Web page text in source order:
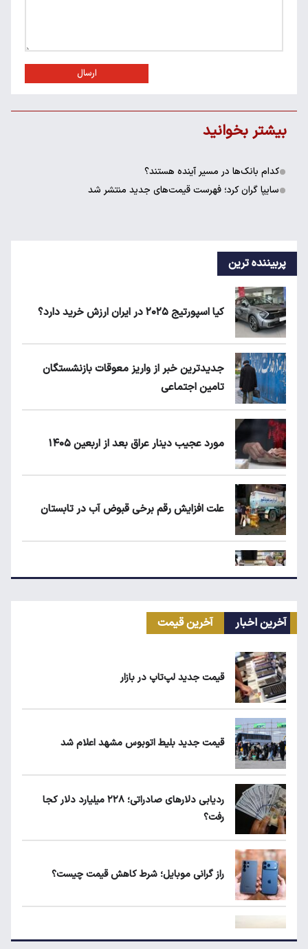
ارسال
بیشتر بخوانید
کدام بانک‌ها در مسیر آینده هستند؟
سایپا گران کرد؛ فهرست قیمت‌های جدید منتشر شد
پربیننده ترین
کیا اسپورتیج ۲۰۲۵ در ایران ارزش خرید دارد؟
جدیدترین خبر از واریز معوقات بازنشستگان
تامین اجتماعی
مورد عجیب دینار عراق بعد از اربعین ۱۴۰۵
علت افزایش رقم برخی قبوض آب در تابستان
مرغ گران می‌شود
ماجرای محدودیت گوشت برزیلی در اروپا
یارانه نقدی و کالابرگ این افراد حذف شد
لبنیات دوباره گران می‌شود؟
آخرین اخبار آخرین قیمت
قیمت جدید لپ‌تاپ در بازار
قیمت جدید بلیط اتوبوس مشهد اعلام شد
ردیابی دلارهای صادراتی؛ ۲۲۸ میلیارد دلار کجا
رفت؟
راز گرانی موبایل؛ شرط کاهش قیمت چیست؟
قیمت آپارتمان در گیشا، پونک و تهرانپارس